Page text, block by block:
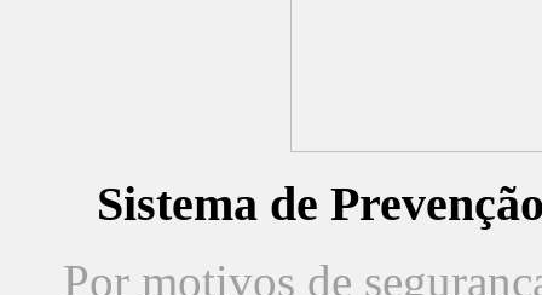
Sistema de
Por motivos de